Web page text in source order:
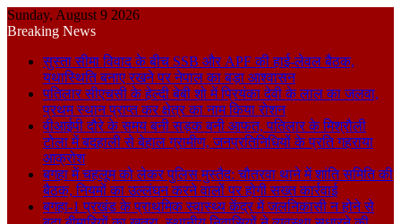
Sunday, August 9 2026
Breaking News
सुस्ता सीमा विवाद के बीच SSB और APF की हाई-लेवल बैठक,
यथास्थिति बनाए रखने पर नेपाल का बड़ा आश्वासन
पतिलार सीएचसी के हेल्दी बेबी शो में प्रियंका देवी के लाल का जलवा,
प्रथम स्थान प्राप्त कर क्षेत्र का नाम किया रोशन
वीआईपी दौरे के समय बनी सड़क बनी आफत, पतिलार के मिश्रौली
टोला में बदहाली से बेहाल ग्रामीण, जनप्रतिनिधियों के प्रति गहराया
आक्रोश
बगहा में चहलूम को लेकर पुलिस मुस्तैद: चौतरवा थाने में शांति समिति की
बैठक, नियमों का उल्लंघन करने वालों पर होगी सख्त कार्रवाई
बगहा-1 प्रखंड के प्राथमिक स्वास्थ्य केंद्र में जलनिकासी न होने से